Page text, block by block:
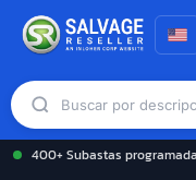
400+ Subastas